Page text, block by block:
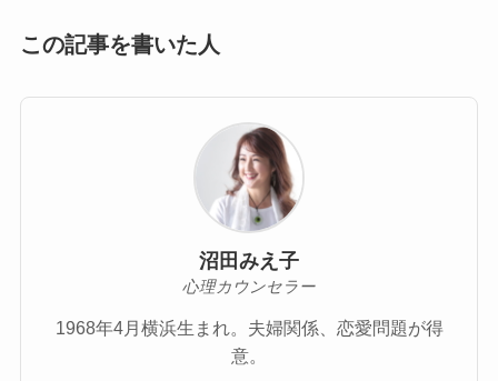
この記事を書いた人
沼田みえ子
心理カウンセラー
1968年4月横浜生まれ。夫婦関係、恋愛問題が得
意。